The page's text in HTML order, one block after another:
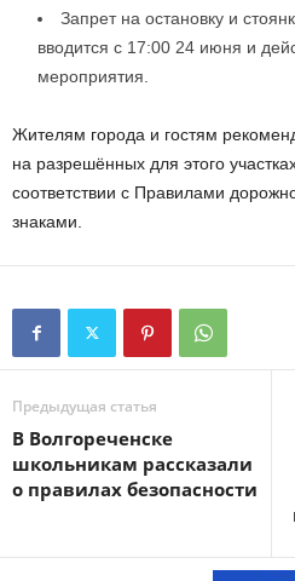
Запрет на остановку и
вводится с 17:00 24 июня и
мероприятия.
Жителям города и гостям
на разрешённых для этого
соответствии с Правилами
знаками.
Предыдущая статья
В Волгореченске
школьникам рассказали
о правилах безопасности